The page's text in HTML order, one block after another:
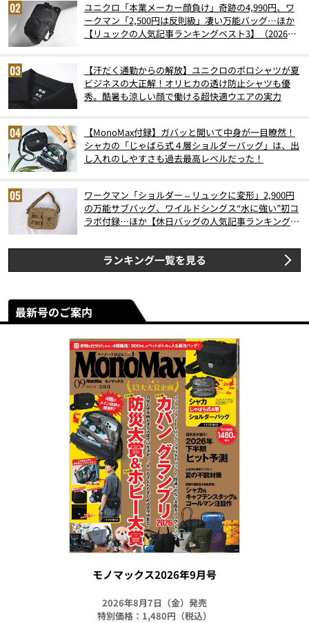
ユニクロ「本業メーカー顔負け」奇跡の4,990円、ワ
ークマン「2,500円は反則級」凄い万能バッグ…ほか
【リュックの人気記事ランキングベスト3】（2026年
【汗だく通勤からの解放】ユニクロのポロシャツが夏
ビジネスの大正解！オリヒカの透け防止シャツも優
秀。酷暑も涼しい顔で働ける超快適ウエアの実力
【MonoMax付録】ガバッと開いて中身が一目瞭然！
シャカの「じゃばら式４層ショルダーバッグ」は、出
し入れのしやすさも過去最高レベルだった！
ワークマン「ショルダー⇔リュックに変形」2,900円
の万能サブバッグ、ワイルドシングス“水に強い”初コ
ラボ付録…ほか【休日バッグの人気記事ランキングベ
ランキング一覧を見る
最新号のご案内
モノマックス2026年9月号
2026年8月7日（金）発売
特別価格：1,480円（税込）